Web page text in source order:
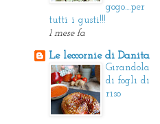
gogo....per
tutti i gusti!!!
1 mese fa
Le leccornie di Danita
Girandola
di fogli di
riso